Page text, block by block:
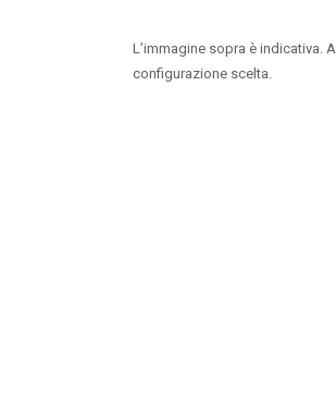
L’immagine sopra è indicativa.
configurazione scelta.